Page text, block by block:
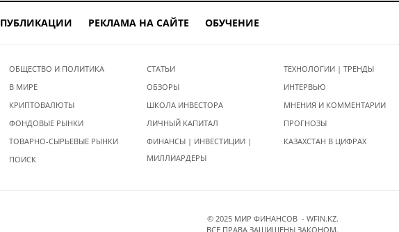
ПУБЛИКАЦИИ РЕКЛАМА НА САЙТЕ ОБУЧЕНИЕ
ОБЩЕСТВО И ПОЛИТИКА
В МИРЕ
КРИПТОВАЛЮТЫ
ФОНДОВЫЕ РЫНКИ
ТОВАРНО-СЫРЬЕВЫЕ РЫНКИ
ПОИСК
СТАТЬИ
ОБЗОРЫ
ШКОЛА ИНВЕСТОРА
ЛИЧНЫЙ КАПИТАЛ
ФИНАНСЫ | ИНВЕСТИЦИИ |
МИЛЛИАРДЕРЫ
ТЕХНОЛОГИИ | ТРЕНДЫ
ИНТЕРВЬЮ
МНЕНИЯ И КОММЕНТАРИИ
ПРОГНОЗЫ
КАЗАХСТАН В ЦИФРАХ
© 2025 МИР ФИНАНСОВ - WFIN.KZ.
ВСЕ ПРАВА ЗАЩИЩЕНЫ ЗАКОНОМ.